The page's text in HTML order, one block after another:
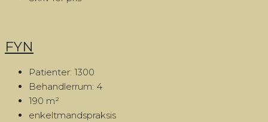
FYN
Patienter: 1300
Behandlerrum: 4
190 m²
enkeltmandspraksis